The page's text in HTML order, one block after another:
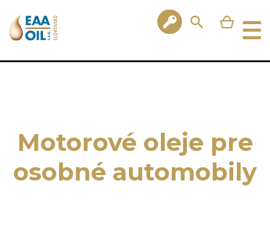
Motorové oleje pre
osobné automobily